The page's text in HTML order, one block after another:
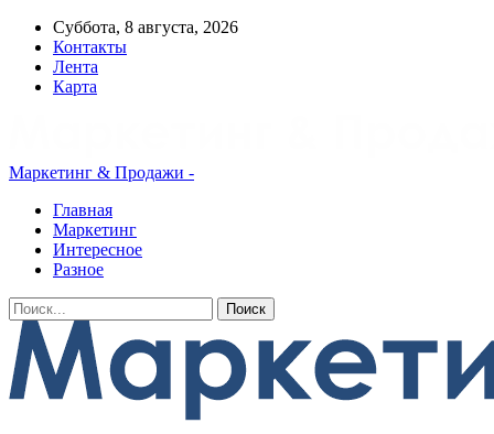
Суббота, 8 августа, 2026
Контакты
Лента
Карта
Маркетинг & Продажи -
Главная
Маркетинг
Интересное
Разное